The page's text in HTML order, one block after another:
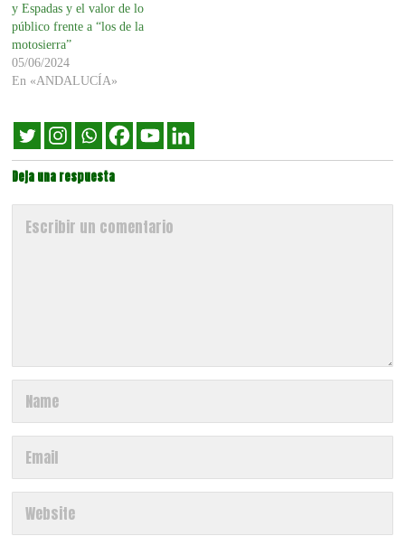
y Espadas y el valor de lo
público frente a “los de la
motosierra”
05/06/2024
En «ANDALUCÍA»
Deja una respuesta